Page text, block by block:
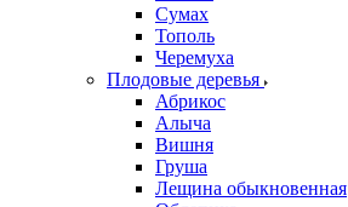
Сумах
Тополь
Черемуха
Плодовые деревья
Абрикос
Алыча
Вишня
Груша
Лещина обыкновенная